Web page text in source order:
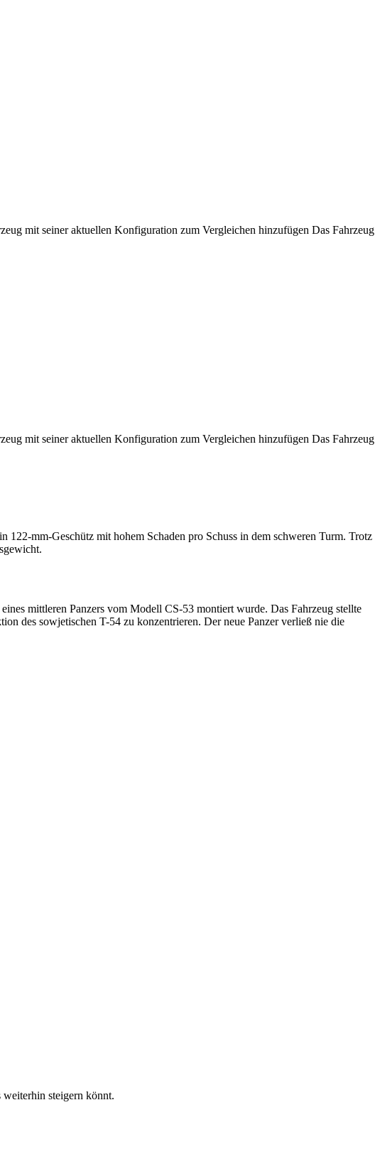
mit seiner aktuellen Konfiguration zum Vergleichen hinzufügen Das Fahrzeug
mit seiner aktuellen Konfiguration zum Vergleichen hinzufügen Das Fahrzeug
mm-Geschütz mit hohem Schaden pro Schuss in dem schweren Turm. Trotz
mittleren Panzers vom Modell CS-53 montiert wurde. Das Fahrzeug stellte
des sowjetischen T-54 zu konzentrieren. Der neue Panzer verließ nie die
weiterhin steigern könnt.